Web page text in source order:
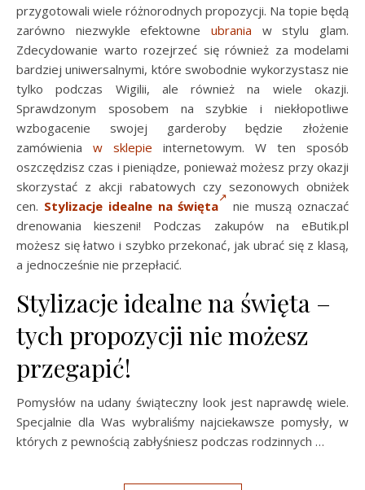
przygotowali wiele różnorodnych propozycji. Na topie będą
zarówno niezwykle efektowne ubrania w stylu glam.
Zdecydowanie warto rozejrzeć się również za modelami
bardziej uniwersalnymi, które swobodnie wykorzystasz nie
tylko podczas Wigilii, ale również na wiele okazji.
Sprawdzonym sposobem na szybkie i niekłopotliwe
wzbogacenie swojej garderoby będzie złożenie
zamówienia w sklepie internetowym. W ten sposób
oszczędzisz czas i pieniądze, ponieważ możesz przy okazji
skorzystać z akcji rabatowych czy sezonowych obniżek
cen. Stylizacje idealne na święta
nie muszą oznaczać
drenowania kieszeni! Podczas zakupów na eButik.pl
możesz się łatwo i szybko przekonać, jak ubrać się z klasą,
a jednocześnie nie przepłacić.
Stylizacje idealne na święta –
tych propozycji nie możesz
przegapić!
Pomysłów na udany świąteczny look jest naprawdę wiele.
Specjalnie dla Was wybraliśmy najciekawsze pomysły, w
których z pewnością zabłyśniesz podczas rodzinnych …